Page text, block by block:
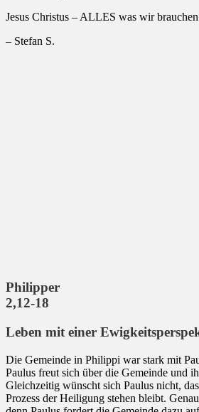
Jesus Christus – ALLES was wir
– Stefan S.
Philipper
2,12-18
Leben mit einer
Die Gemeinde in Philippi war stark mit
Paulus freut sich über die Gemeinde und
Gleichzeitig wünscht sich Paulus nicht,
Prozess der Heiligung stehen bleibt.